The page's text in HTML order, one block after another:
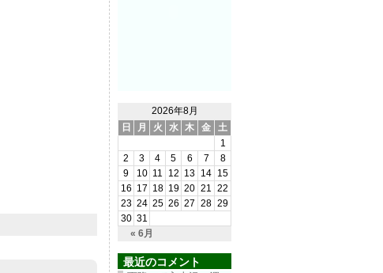
2026年8月
日
月 火 水 木 金 土
« 6月
1
2
3 4 5 6 7
8
9
10 11 12 13 14
15
16
17 18 19 20 21
22
23 24 25 26 27 28 29
30 31
最近のコメント